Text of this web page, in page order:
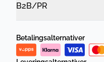
B2B/PR
Betalingsalternativer